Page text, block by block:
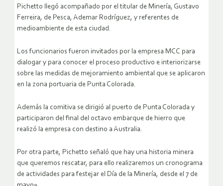
Pichetto llegó acompañado por el titular de Minería, Gustavo
Ferreira, de Pesca, Ademar Rodríguez, y referentes de
medioambiente de esta ciudad.
Los funcionarios fueron invitados por la empresa MCC para
dialogar y para conocer el proceso productivo e interiorizarse
sobre las medidas de mejoramiento ambiental que se aplicaron
en la zona portuaria de Punta Colorada.
Además la comitiva se dirigió al puerto de Punta Colorada y
participaron del final del octavo embarque de hierro que
realizó la empresa con destino a Australia.
Por otra parte, Pichetto señaló que hay una historia minera
que queremos rescatar, para ello realizaremos un cronograma
de actividades para festejar el Día de la Minería, desde el 7 de